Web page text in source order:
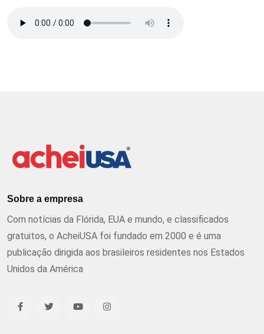
Sobre a empresa
Com notícias da Flórida, EUA e mundo, e classificados
gratuitos, o AcheiUSA foi fundado em 2000 e é uma
publicação dirigida aos brasileiros residentes nos Estados
Unidos da América